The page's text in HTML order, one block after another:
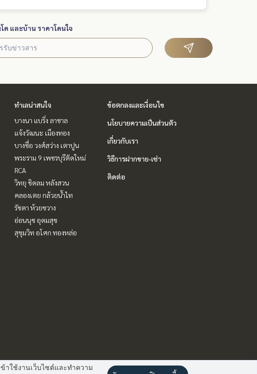
ด และบ้าน ราคาโดนใจ
ทำเลน่าสนใจ
บางนา แบริ่ง ลาซาล
แจ้งวัฒนะ เมืองทอง
บางซื่อ วงศ์สว่าง เตาปูน
พระราม 9 เพชรบุรีตัดใหม่
RCA
วิทยุ ชิดลม หลังสวน
คลองเตย กล้วยน้ำไท
รัชดา ห้วยขวาง
อ่อนนุช อุดมสุข
สุขุมวิท อโศก ทองหล่อ
ข้อตกลงและเงื่อนไข
นโยบายความเป็นส่วนตัว
เกี่ยวกับเรา
วิธีการฝากขาย-เช่า
ติดต่อ
าใช้งานเว็บไซต์และทำความ